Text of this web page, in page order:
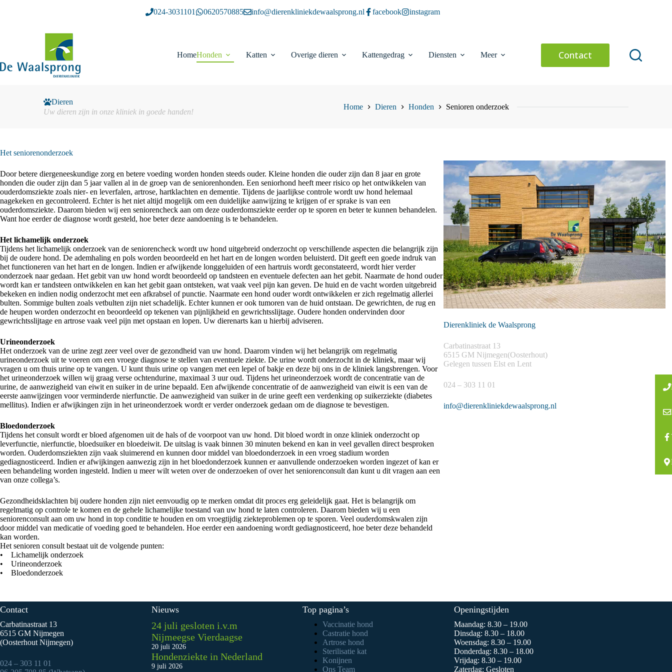
024-3031101 0620570885 info@dierenkliniekdewaalsprong.nl facebook instagram
HomeHonden Katten Overige dieren Kattengedrag Diensten Meer Contact
Dieren
Uw dieren zijn in onze kliniek in goede handen!
Home Dieren Honden Senioren onderzoek
Het seniorenonderzoek
Door betere diergeneeskundige zorg en betere voeding worden honden steeds ouder. Kleine honden die ouder zijn dan 8 jaar en grote
honden die ouder zijn dan 5 jaar vallen al in de groep van de seniorenhonden. Een seniorhond heeft meer risico op het ontwikkelen van
ouderdomsziekte zoals nier- en leverfalen, artrose, hartklachten en dementie. Tijdens de jaarlijkse controle wordt uw hond helemaal
nagekeken en gecontroleerd. Echter is het niet altijd mogelijk om een duidelijke aanwijzing te krijgen of er sprake is van een
ouderdomsziekte. Daarom bieden wij een seniorencheck aan om deze ouderdomsziekte eerder op te sporen en beter te kunnen behandelen.
Want hoe eerder de diagnose wordt gesteld, hoe beter deze aandoening is te behandelen.
Het lichamelijk onderzoek
Tijdens het lichamelijk onderzoek van de seniorencheck wordt uw hond uitgebreid onderzocht op verschillende aspecten die belangrijk zijn
bij de oudere hond. De ademhaling en pols worden beoordeeld en het hart en de longen worden beluisterd. Dit geeft een goede indruk van
het functioneren van het hart en de longen. Indien er afwijkende longgeluiden of een hartruis wordt geconstateerd, wordt hier verder
onderzoek naar gedaan. Het gebit van uw hond wordt beoordeeld op tandsteen en eventuele defecten aan het gebit. Naarmate de hond ouder
wordt kan er tandsteen ontwikkelen en kan het gebit gaan ontsteken, wat vaak veel pijn kan geven. De huid en de vacht worden uitgebreid
bekeken en indien nodig onderzocht met een afkrabsel of punctie. Naarmate een hond ouder wordt ontwikkelen er zich regelmatig allerlei
bulten. Sommige bulten zoals vetbulten zijn niet schadelijk. Echter kunnen er ook tumoren van de huid ontstaan. De gewrichten, de rug en
de heupen worden onderzocht en beoordeeld op tekenen van pijnlijkheid en gewrichtsslijtage. Oudere honden ondervinden door
gewrichtsslijtage en artrose vaak veel pijn met opstaan en lopen. Uw dierenarts kan u hierbij adviseren.
Urineonderzoek
Het onderzoek van de urine zegt zeer veel over de gezondheid van uw hond. Daarom vinden wij het belangrijk om regelmatig
urineonderzoek uit te voeren om een vroege diagnose te stellen van eventuele ziekte. De urine wordt onderzocht in de kliniek, maar wij
vragen u om thuis urine op te vangen. U kunt thuis urine op vangen met een lepel of bakje en deze bij ons in de kliniek langsbrengen. Voor
het urineonderzoek willen wij graag verse ochtendurine, maximaal 3 uur oud. Tijdens het urineonderzoek wordt de concentratie van de
urine, de aanwezigheid van eiwit en suiker in de urine bepaald. Een afwijkende concentratie of de aanwezigheid van eiwit is een van de
eerste aanwijzingen voor verminderde nierfunctie. De aanwezigheid van suiker in de urine geeft een verdenking op suikerziekte (diabetes
mellitus). Indien er afwijkingen zijn in het urineonderzoek wordt er verder onderzoek gedaan om de diagnose te bevestigen.
Bloedonderzoek
Tijdens het consult wordt er bloed afgenomen uit de hals of de voorpoot van uw hond. Dit bloed wordt in onze kliniek onderzocht op
leverfunctie, nierfunctie, bloedsuiker en bloedeiwit. De uitslag is vaak binnen 30 minuten bekend en kan in veel gevallen direct besproken
worden. Ouderdomsziekten zijn vaak sluimerend en kunnen door middel van bloedonderzoek in een vroeg stadium worden
gediagnosticeerd. Indien er afwijkingen aanwezig zijn in het bloedonderzoek kunnen er aanvullende onderzoeken worden ingezet of kan er
een behandeling worden ingesteld. Indien u meer wilt weten over de onderzoeken of over het seniorenconsult dan kunt u dit vragen aan een
van onze collega’s.
Gezondheidsklachten bij oudere honden zijn niet eenvoudig op te merken omdat dit proces erg geleidelijk gaat. Het is belangrijk om
regelmatig op controle te komen en de gehele lichamelijke toestand van uw hond te laten controleren. Daarom bieden wij u een
seniorenconsult aan om uw hond in top conditie te houden en om vroegtijdig ziekteproblemen op te sporen. Veel ouderdomskwalen zijn
door middel van medicatie of voeding goed te behandelen. Hoe eerder een aandoening wordt gediagnosticeerd, hoe beter deze behandeld
kan worden.
Het senioren consult bestaat uit de volgende punten:
• Lichamelijk onderzoek
• Urineonderzoek
• Bloedonderzoek
Dierenkliniek de Waalsprong
Carbatinastraat 13
6515 GM Nijmegen(Oosterhout)
Gelegen tussen Elst en Lent
024 – 303 11 01
info@dierenkliniekdewaalsprong.nl
Contact
Carbatinastraat 13
6515 GM Nijmegen
(Oosterhout Nijmegen)
024 – 303 11 01
Nieuws
24 juli gesloten i.v.m
Nijmeegse Vierdaagse
20 juli 2026
Hondenziekte in Nederland
9 juli 2026
Top pagina’s
Vaccinatie hond
Castratie hond
Artrose hond
Sterilisatie kat
Konijnen
Ons Team
Openingstijden
Maandag: 8.30 – 19.00
Dinsdag: 8.30 – 18.00
Woensdag: 8.30 – 19.00
Donderdag: 8.30 – 18.00
Vrijdag: 8.30 – 19.00
Zaterdag: Gesloten